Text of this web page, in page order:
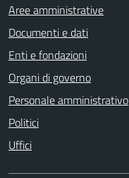
Aree amministrative
Documenti e dati
Enti e fondazioni
Organi di governo
Personale amministrativo
Politici
Uffici